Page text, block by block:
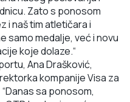
Zato s ponosom
i naš tim atletičara i
samo medalje, već i novu
koje dolaze.“
Ana Drašković,
kompanije Visa za
“Danas sa ponosom,